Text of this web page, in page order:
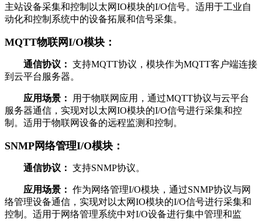
主站设备采集和控制以太网IO模块的I/O信号。适用于工业自
动化和控制系统中的设备拓展和信号采集。
MQTT物联网I/O模块：
通信协议： 支持MQTT协议，模块作为MQTT客户端连接
到云平台服务器。
应用场景：
用于物联网应用，通过MQTT协议与云平台
服务器通信，实现对以太网IO模块的I/O信号进行采集和控
制。适用于物联网设备的远程监测和控制。
SNMP网络管理I/O模块：
通信协议： 支持SNMP协议。
应用场景： 作为网络管理I/O模块，通过SNMP协议与网
络管理设备通信，实现对以太网IO模块的I/O信号进行采集和
控制。适用于网络管理系统中对I/O设备进行集中管理和监